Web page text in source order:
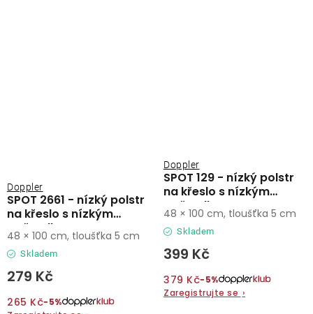
SPOT 2661 - nízký polstr
na křeslo s nízkým
opěradlem
Doppler
Skladem
279 Kč
265 Kč−5%
48 × 100 cm, tloušťka 5 cm
SPOT 129 - nízký polstr
na křeslo s nízkým
opěradlem
Doppler
Skladem
399 Kč
379 Kč−5%
Zaregistrujte se ›
48 × 100 cm, tloušťka 5 cm